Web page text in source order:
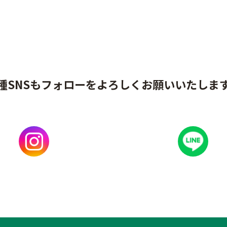
SNSもフォローをよろしくお願いいたしま